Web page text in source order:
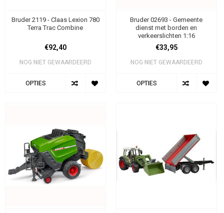
Bruder 2119 - Claas Lexion 780
Terra Trac Combine
€92,40
NOG NIET GEWAARDEERD
OPTIES
Bruder 02693 - Gemeente
dienst met borden en
verkeerslichten 1:16
€33,95
NOG NIET GEWAARDEERD
OPTIES